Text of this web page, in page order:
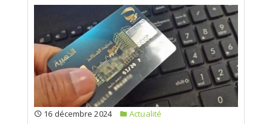
16 décembre 2024
Actualité